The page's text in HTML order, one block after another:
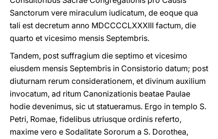
Sanctorum vere miraculum iudicatum, de eoque qua
tali est decretum anno MDCCCCLXXXIII factum, die
quarto et vicesimo mensis Septembris.
Tandem, post suffragium die septimo et vicesimo
eiusdem mensis Septembris in Consistorio datum; post
diuturnam rerum considerationem, et divinum auxilium
invocatum, ad ritum Canonizationis beatae Paulae
hodie devenimus, sic ut statueramus. Ergo in templo S.
Petri, Romae, fidelibus utriusque ordinis referto,
maxime vero e Sodalitate Sororum a S. Dorothea,